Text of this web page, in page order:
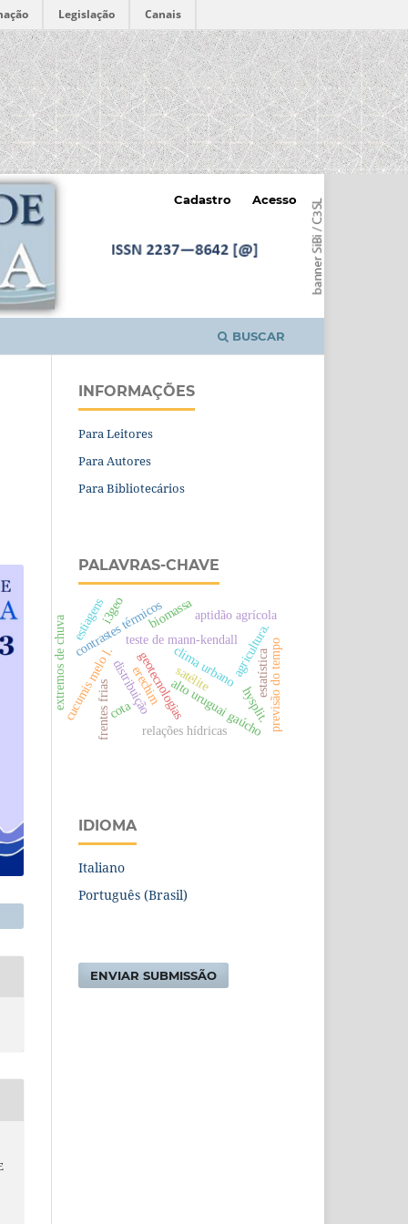
Legislação Canais
BUSCAR
Cadastro Acesso
INFORMAÇÕES
Para Leitores
Para Autores
Para Bibliotecários
PALAVRAS-CHAVE
clima urbano
teste de mann-kendall
contrastes térmicos agricultura.
geotecnologias
cucumis melo l. alto uruguai gaúcho
erechim
distribuição
extremos de chuva frentes frias relações hídricas previsão do tempo
estiagens biomassa
satélite
aptidão agrícola
hysplit.
i3geo
cota
estatística
IDIOMA
Italiano
Português (Brasil)
ENVIAR SUBMISSÃO